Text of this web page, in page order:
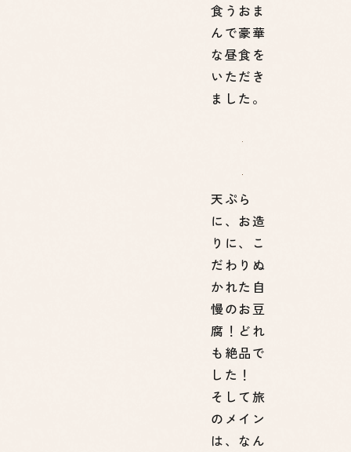
食うおま
んで豪華
な昼食を
いただき
ました。
天ぷら
に、お造
りに、こ
だわりぬ
かれた自
慢のお豆
腐！どれ
も絶品で
した！
そして旅
のメイン
は、なん